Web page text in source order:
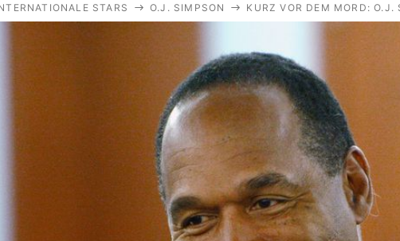
Royals
Filme & Serien
Lifestyle
Familie & Liebe
Promiflash Exklusiv
Alle Themen auf Promiflash
STARS O.J. SIMPSON KURZ VOR DEM MORD: O.J.